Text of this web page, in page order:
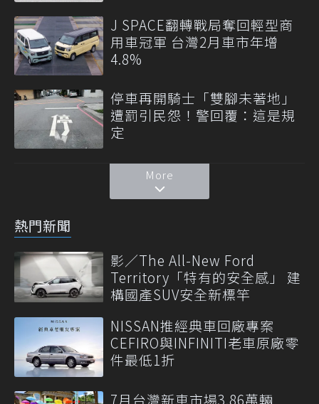
J SPACE翻轉戰局奪回輕型商
用車冠軍 台灣2月車市年增
4.8%
停車再開騎士「雙腳未著地」
遭罰引民怨！警回覆：這是規
定
More
熱門新聞
影／The All-New Ford
Territory「特有的安全感」 建
構國產SUV安全新標竿
NISSAN推經典車回廠專案
CEFIRO與INFINITI老車原廠零
件最低1折
7月台灣新車市場3.86萬輛